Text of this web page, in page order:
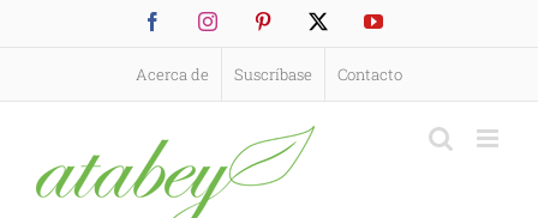
FacebookInstagramPinterest YouTube
Acerca de Suscríbase Contacto